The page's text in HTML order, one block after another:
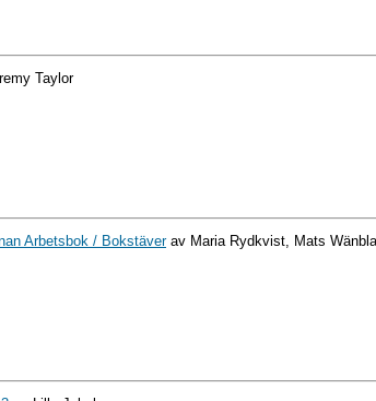
Taylor
Arbetsbok / Bokstäverav Maria Rydkvist, Mats